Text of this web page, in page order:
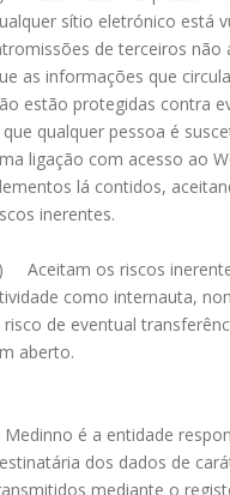
sítio eletrónico está
de terceiros não
as informações que
estão protegidas contra
que qualquer pessoa é
ligação com acesso ao
lá contidos,
inerentes.
Aceitam os riscos
como internauta,
risco de eventual
aberto.
Medinno é a entidade
dos dados de
mediante o